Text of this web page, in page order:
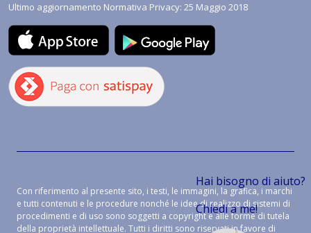
Hai bisogno di aiuto?
Chiedi a me!
Ultimo aggiornamento Normativa Privacy: 25 Maggio 2018
Con riferimento al presente sito, i testi, le immagini, la grafica, i marchi
e tutti contenuti e le procedure nonché le idee di realizzo di sistemi di
procedimenti e di uso sono soggetti a copyright e alle forme di tutela
della proprietà intellettuale. Tutti i diritti sono riservati in favore di